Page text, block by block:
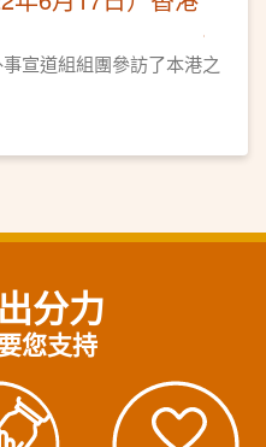
宣道組組團參訪了本港之
分力
您支持